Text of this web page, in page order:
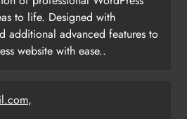
to life. Designed with
additional advanced features to
website with ease..
,